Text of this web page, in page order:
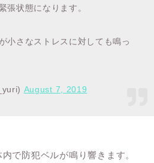
張状態になります。
小さなストレスに対しても鳴っ
August 7, 2019
で防犯ベルが鳴り響きます。